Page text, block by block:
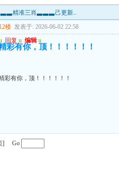
▃▃▃精准三肖▃▃▃己更新..
12楼 发表于: 2026-06-02 22:58
回复 u 编辑 u
彩有你，顶！！！！！！
彩有你，顶！！！！！！
] Go